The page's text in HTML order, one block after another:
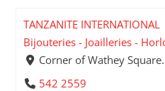
TANZANITE INTERNATIONAL
Bijouteries - Joailleries -
Corner of Wathey
542 2559